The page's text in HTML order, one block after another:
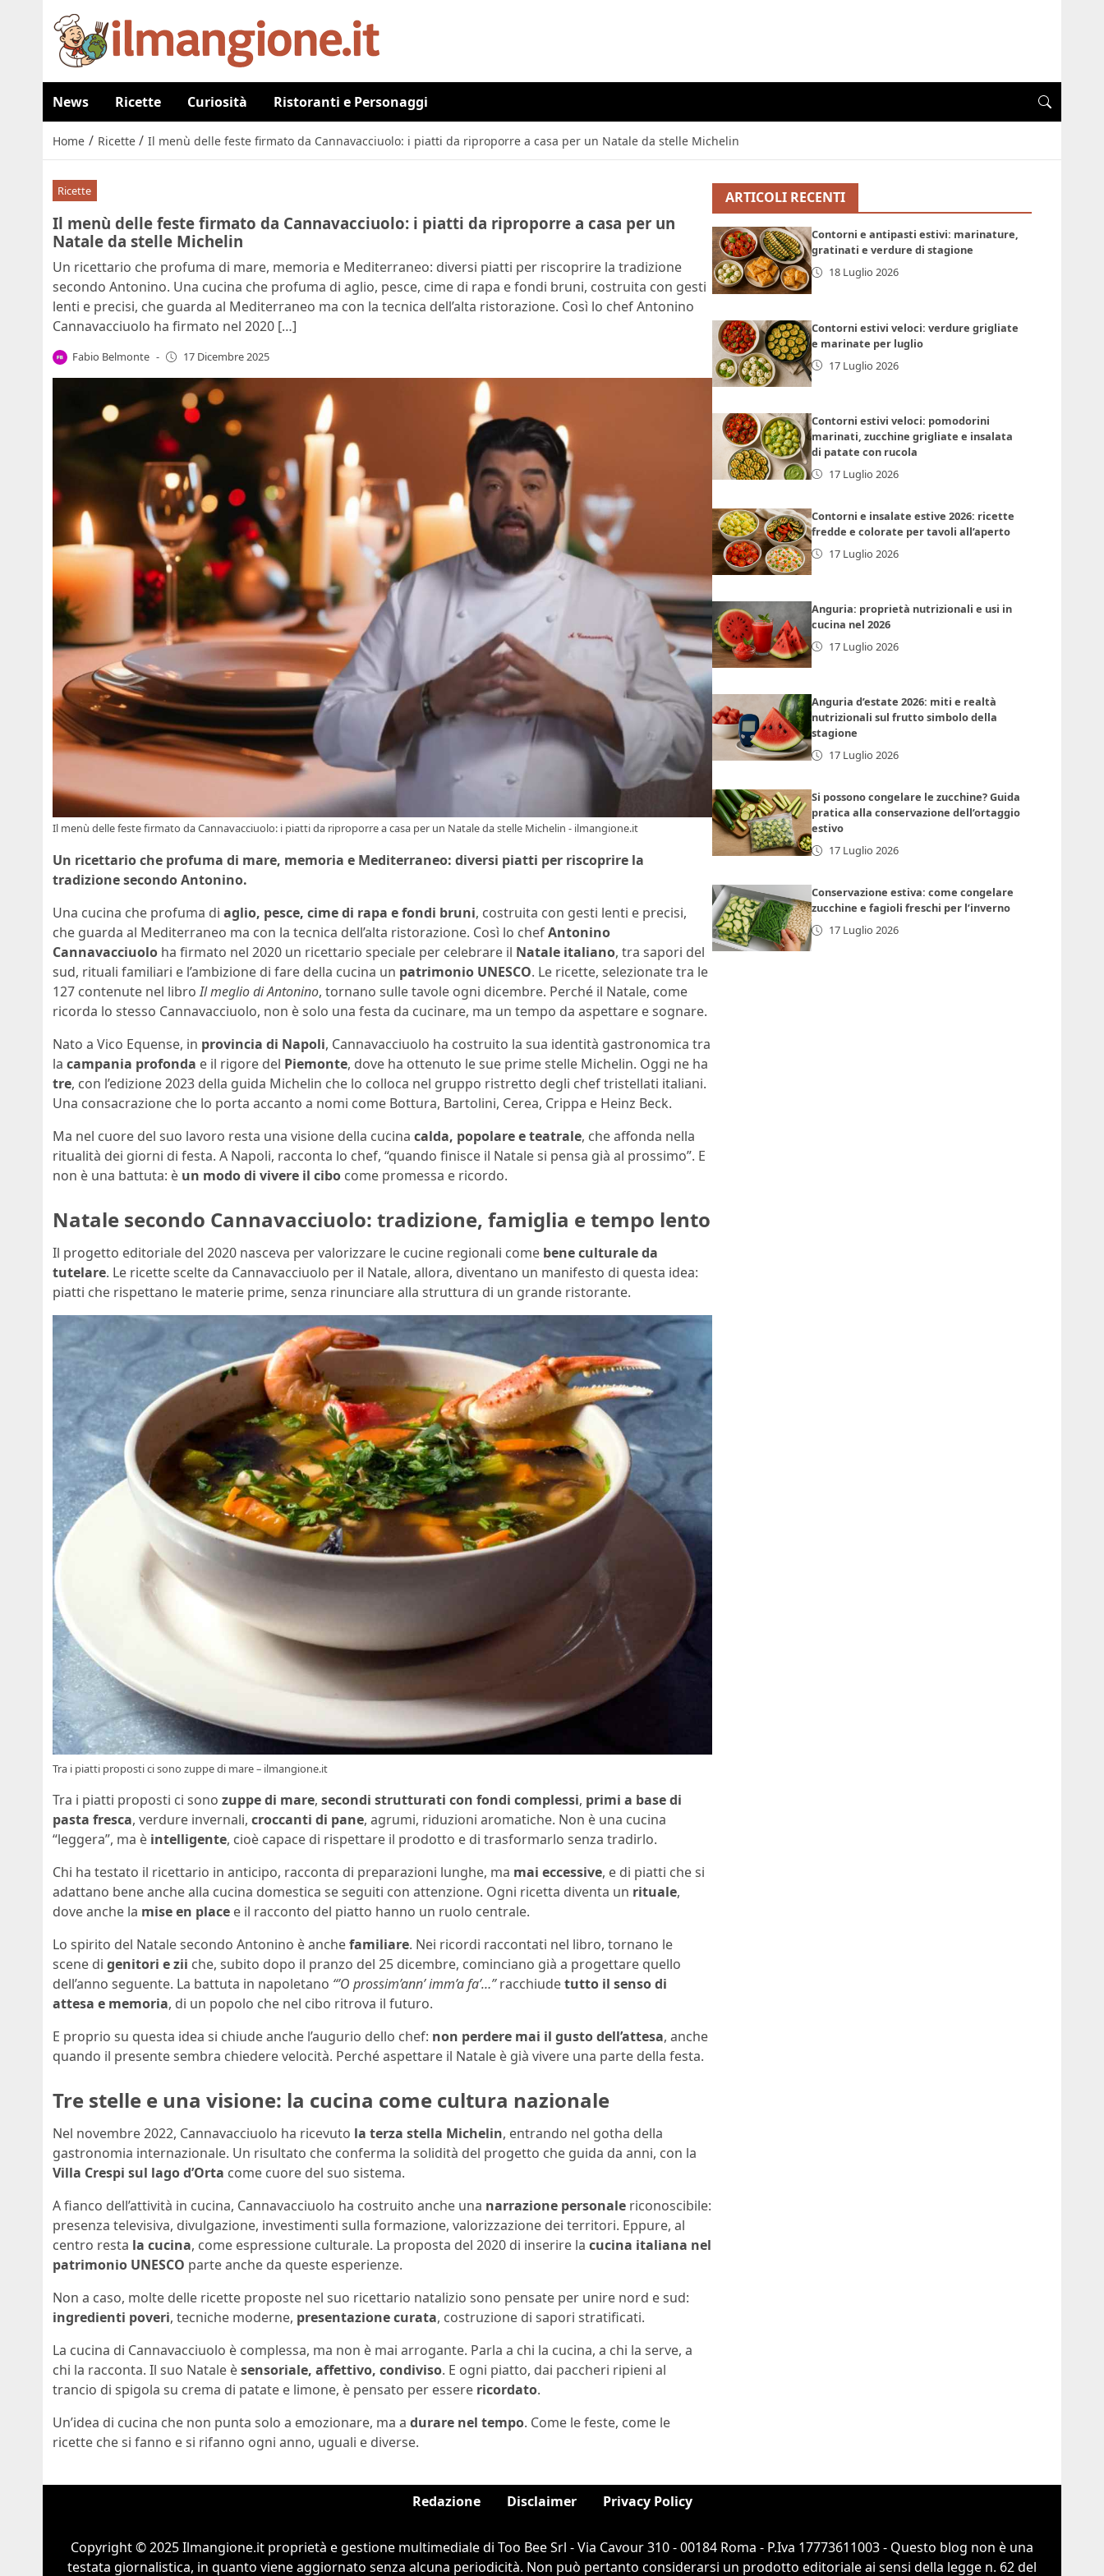
News Ricette Curiosità Ristoranti e Personaggi
Home / Ricette / Il menù delle feste firmato da Cannavacciuolo: i piatti da riproporre a casa per un Natale da stelle Michelin
Ricette
Il menù delle feste firmato da Cannavacciuolo: i piatti da riproporre a casa per un
Natale da stelle Michelin
Un ricettario che profuma di mare, memoria e Mediterraneo: diversi piatti per riscoprire la tradizione
secondo Antonino. Una cucina che profuma di aglio, pesce, cime di rapa e fondi bruni, costruita con gesti
lenti e precisi, che guarda al Mediterraneo ma con la tecnica dell’alta ristorazione. Così lo chef Antonino
Cannavacciuolo ha firmato nel 2020 […]
Fabio Belmonte - 17 Dicembre 2025
Il menù delle feste firmato da Cannavacciuolo: i piatti da riproporre a casa per un Natale da stelle Michelin - ilmangione.it
Un ricettario che profuma di mare, memoria e Mediterraneo: diversi piatti per riscoprire la
tradizione secondo Antonino.
Una cucina che profuma di aglio, pesce, cime di rapa e fondi bruni, costruita con gesti lenti e precisi,
che guarda al Mediterraneo ma con la tecnica dell’alta ristorazione. Così lo chefAntonino
Cannavacciuolo ha firmato nel 2020 un ricettario speciale per celebrare il Natale italiano, tra sapori del
sud, rituali familiari e l’ambizione di fare della cucina un patrimonio UNESCO. Le ricette, selezionate tra le
127 contenute nel libroIl meglio di Antonino, tornano sulle tavole ogni dicembre. Perché il Natale, come
ricorda lo stesso Cannavacciuolo, non è solo una festa da cucinare, ma un tempo da aspettare e sognare.
Nato a Vico Equense, in provincia di Napoli, Cannavacciuolo ha costruito la sua identità gastronomica tra
la campania profonda e il rigore del Piemonte, dove ha ottenuto le sue prime stelle Michelin. Oggi ne ha
tre, con l’edizione 2023 della guida Michelin che lo colloca nel gruppo ristretto degli chef tristellati italiani.
Una consacrazione che lo porta accanto a nomi come Bottura, Bartolini, Cerea, Crippa e Heinz Beck.
Ma nel cuore del suo lavoro resta una visione della cucina calda, popolare e teatrale, che affonda nella
ritualità dei giorni di festa. A Napoli, racconta lo chef, “quando finisce il Natale si pensa già al prossimo”. E
non è una battuta: è un modo di vivere il cibo come promessa e ricordo.
Natale secondo Cannavacciuolo: tradizione, famiglia e tempo lento
Il progetto editoriale del 2020 nasceva per valorizzare le cucine regionali come bene culturale da
tutelare. Le ricette scelte da Cannavacciuolo per il Natale, allora, diventano un manifesto di questa idea:
piatti che rispettano le materie prime, senza rinunciare alla struttura di un grande ristorante.
Tra i piatti proposti ci sono zuppe di mare – ilmangione.it
Tra i piatti proposti ci sono zuppe di mare, secondi strutturati con fondi complessi, primi a base di
pasta fresca, verdure invernali, croccanti di pane, agrumi, riduzioni aromatiche. Non è una cucina
“leggera”, ma è intelligente, cioè capace di rispettare il prodotto e di trasformarlo senza tradirlo.
Chi ha testato il ricettario in anticipo, racconta di preparazioni lunghe, ma mai eccessive, e di piatti che si
adattano bene anche alla cucina domestica se seguiti con attenzione. Ogni ricetta diventa un rituale,
dove anche la mise en place e il racconto del piatto hanno un ruolo centrale.
Lo spirito del Natale secondo Antonino è anchefamiliare. Nei ricordi raccontati nel libro, tornano le
scene di genitori e zii che, subito dopo il pranzo del 25 dicembre, cominciano già a progettare quello
dell’anno seguente. La battuta in napoletano “’O prossim’ann’ imm’a fa’…”racchiudetutto il senso di
attesa e memoria, di un popolo che nel cibo ritrova il futuro.
E proprio su questa idea si chiude anche l’augurio dello chef: non perdere mai il gusto dell’attesa, anche
quando il presente sembra chiedere velocità. Perché aspettare il Natale è già vivere una parte della festa.
Tre stelle e una visione: la cucina come cultura nazionale
Nel novembre 2022, Cannavacciuolo ha ricevuto la terza stella Michelin, entrando nel gotha della
gastronomia internazionale. Un risultato che conferma la solidità del progetto che guida da anni, con la
Villa Crespi sul lago d’Orta come cuore del suo sistema.
A fianco dell’attività in cucina, Cannavacciuolo ha costruito anche una narrazione personale riconoscibile:
presenza televisiva, divulgazione, investimenti sulla formazione, valorizzazione dei territori. Eppure, al
centro resta la cucina, come espressione culturale. La proposta del 2020 di inserire la cucina italiana nel
patrimonio UNESCO parte anche da queste esperienze.
Non a caso, molte delle ricette proposte nel suo ricettario natalizio sono pensate per unire nord e sud:
ingredienti poveri, tecniche moderne, presentazione curata, costruzione di sapori stratificati.
La cucina di Cannavacciuolo è complessa, ma non è mai arrogante. Parla a chi la cucina, a chi la serve, a
chi la racconta. Il suo Natale èsensoriale, affettivo, condiviso. E ogni piatto, dai paccheri ripieni al
trancio di spigola su crema di patate e limone, è pensato per essere ricordato.
Un’idea di cucina che non punta solo a emozionare, ma a durare nel tempo. Come le feste, come le
ricette che si fanno e si rifanno ogni anno, uguali e diverse.
ARTICOLI RECENTI
Contorni e antipasti estivi: marinature,
gratinati e verdure di stagione
18 Luglio 2026
Contorni estivi veloci: verdure grigliate
e marinate per luglio
17 Luglio 2026
Contorni estivi veloci: pomodorini
marinati, zucchine grigliate e insalata
di patate con rucola
17 Luglio 2026
Contorni e insalate estive 2026: ricette
fredde e colorate per tavoli all’aperto
17 Luglio 2026
Anguria: proprietà nutrizionali e usi in
cucina nel 2026
17 Luglio 2026
Anguria d’estate 2026: miti e realtà
nutrizionali sul frutto simbolo della
stagione
17 Luglio 2026
Si possono congelare le zucchine? Guida
pratica alla conservazione dell’ortaggio
estivo
17 Luglio 2026
Conservazione estiva: come congelare
zucchine e fagioli freschi per l’inverno
17 Luglio 2026
Redazione Disclaimer Privacy Policy
Copyright © 2025 Ilmangione.it proprietà e gestione multimediale di Too Bee Srl - Via Cavour 310 - 00184 Roma - P.Iva 17773611003 - Questo blog non è una
testata giornalistica, in quanto viene aggiornato senza alcuna periodicità. Non può pertanto considerarsi un prodotto editoriale ai sensi della legge n. 62 del